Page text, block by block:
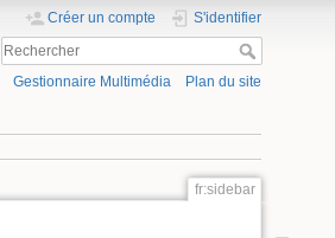
Créer un compte S'identifier
Gestionnaire Multimédia Plan du site
fr:sidebar